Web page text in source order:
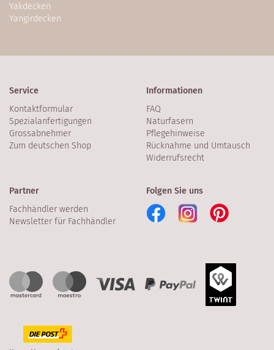
Yakdecken
Yangirdecken
Service
Kontaktformular
Spezialanfertigungen
Grossabnehmer
Zum deutschen Shop
Informationen
FAQ
Naturfasern
Pflegehinweise
Rücknahme und Umtausch
Widerrufsrecht
Partner
Fachhändler werden
Newsletter für Fachhändler
Folgen Sie uns